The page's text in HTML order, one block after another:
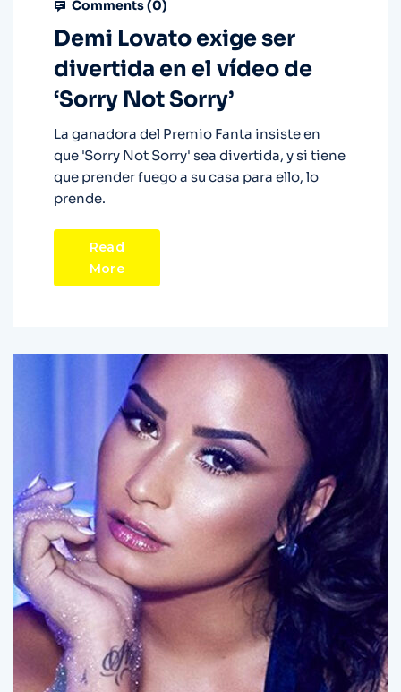
Comments (0)
Demi Lovato exige ser
divertida en el vídeo de
‘Sorry Not Sorry’
La ganadora del Premio Fanta insiste en
que 'Sorry Not Sorry' sea divertida, y si tiene
que prender fuego a su casa para ello, lo
prende.
Read
More